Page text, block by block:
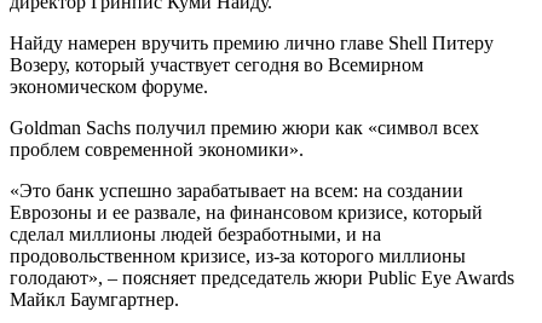
Найду намерен вручить премию лично главе Shell Питеру
Возеру, который участвует сегодня во Всемирном
экономическом форуме.
Goldman Sachs получил премию жюри как «символ всех
проблем современной экономики».
«Это банк успешно зарабатывает на всем: на создании
Еврозоны и ее развале, на финансовом кризисе, который
сделал миллионы людей безработными, и на
продовольственном кризисе, из-за которого миллионы
голодают», – поясняет председатель жюри Public Eye Awards
Майкл Баумгартнер.